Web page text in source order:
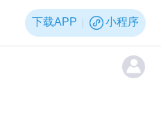
下载APP 小程序